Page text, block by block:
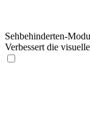
Sehbehinderten-
Verbessert die